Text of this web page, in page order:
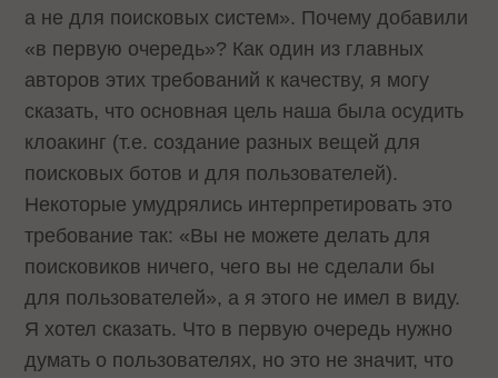
а не для поисковых систем». Почему добавили
«в первую очередь»? Как один из главных
авторов этих требований к качеству, я могу
сказать, что основная цель наша была осудить
клоакинг (т.е. создание разных вещей для
поисковых ботов и для пользователей).
Некоторые умудрялись интерпретировать это
требование так: «Вы не можете делать для
поисковиков ничего, чего вы не сделали бы
для пользователей», а я этого не имел в виду.
Я хотел сказать. Что в первую очередь нужно
думать о пользователях, но это не значит, что